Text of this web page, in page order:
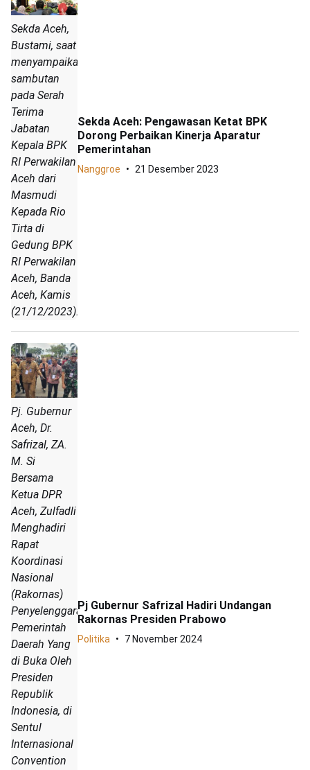
Sekda Aceh,
Bustami, saat
menyampaikan
sambutan
pada Serah
Terima
Jabatan
Kepala BPK
RI Perwakilan
Aceh dari
Masmudi
Kepada Rio
Tirta di
Gedung BPK
RI Perwakilan
Aceh, Banda
Aceh, Kamis
(21/12/2023).
Sekda Aceh: Pengawasan Ketat BPK
Dorong Perbaikan Kinerja Aparatur
Pemerintahan
Nanggroe 21 Desember 2023
Pj. Gubernur
Aceh, Dr.
Safrizal, ZA.
M. Si
Bersama
Ketua DPR
Aceh, Zulfadli
Menghadiri
Rapat
Koordinasi
Nasional
(Rakornas)
Penyelenggara
Pemerintah
Daerah Yang
di Buka Oleh
Presiden
Republik
Indonesia, di
Sentul
Internasional
Convention
Pj Gubernur Safrizal Hadiri Undangan
Rakornas Presiden Prabowo
Politika 7 November 2024